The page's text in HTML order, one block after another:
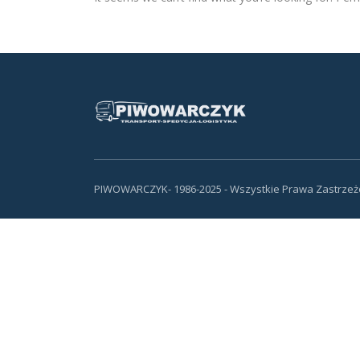
PIWOWARCZYK- 1986-2025 - Wszystkie Prawa